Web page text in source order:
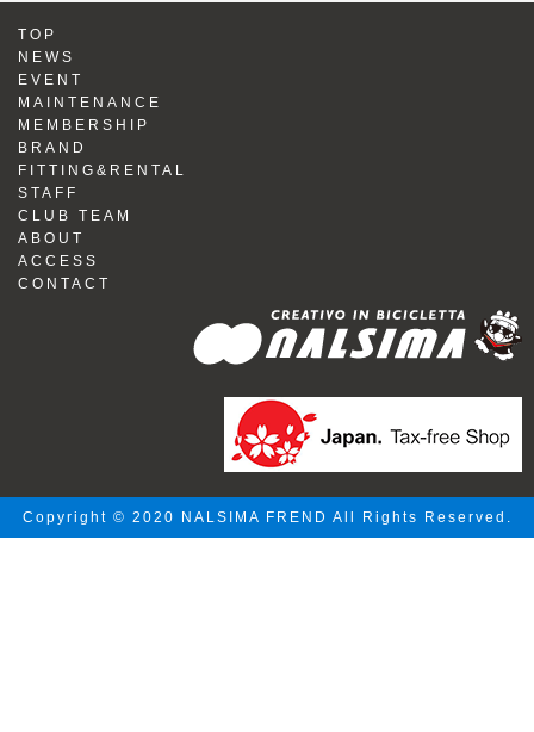
TOP
NEWS
EVENT
MAINTENANCE
MEMBERSHIP
BRAND
FITTING&RENTAL
STAFF
CLUB TEAM
ABOUT
ACCESS
CONTACT
Copyright © 2020 NALSIMA FREND All Rights Reserved.